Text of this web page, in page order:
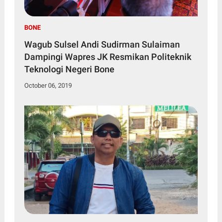
BONE
Wagub Sulsel Andi Sudirman Sulaiman
Dampingi Wapres JK Resmikan Politeknik
Teknologi Negeri Bone
October 06, 2019